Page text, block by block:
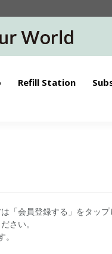
Refill Station
「会員登録する」をタッ
さい。